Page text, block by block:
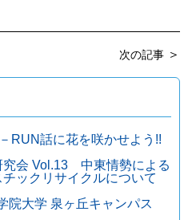
次の記事 ＞
RUN話に花を咲かせよう!!
究会 Vol.13 中東情勢による
ックリサイクルについて
院大学 泉ヶ丘キャンパス